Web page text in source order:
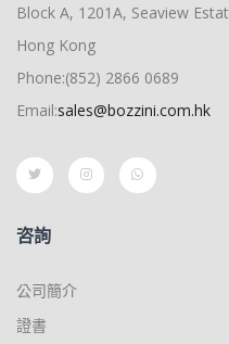
Block A, 1201A, Seaview
Hong Kong
Phone:(852) 2866 0689
Email:sales@bozzini.com.hk
咨詢
公司簡介
證書